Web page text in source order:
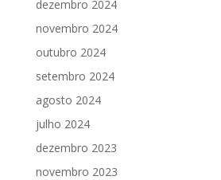
dezembro 2024
novembro 2024
outubro 2024
setembro 2024
agosto 2024
julho 2024
dezembro 2023
novembro 2023